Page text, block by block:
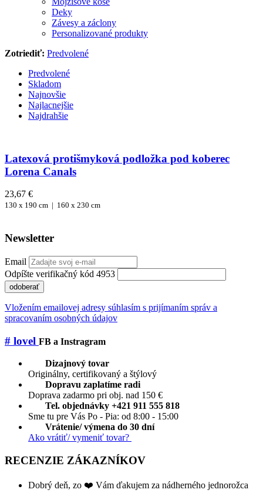
Deky
Závesy a záclony
Personalizované produkty
Zotriediť: Predvolené
Predvolené
Skladom
Najnovšie
Najlacnejšie
Najdrahšie
Latexová protišmyková podložka pod koberec
Lorena Canals
23,67 €
130 x 190 cm | 160 x 230 cm
Newsletter
Email
Odpíšte verifikačný kód 4953
odoberať
Vložením emailovej adresy súhlasím s prijímaním správ a
spracovaním osobných údajov
# lovel FB a Instragram
Dizajnový tovar
Originálny, certifikovaný a štýlový
Dopravu zaplatíme radi
Doprava zadarmo pri obj. nad 150 €
Tel. objednávky +421 911 555 818
Sme tu pre Vás Po - Pia: od 8:00 - 15:00
Vrátenie/ výmena do 30 dní
Ako vrátiť/ vymeniť tovar?
RECENZIE ZÁKAZNÍKOV
Dobrý deň, zo ❤️ Vám ďakujem za nádherného jednorožca